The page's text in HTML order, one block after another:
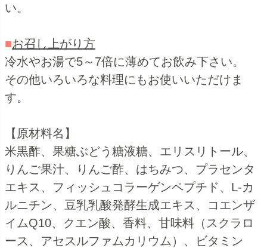
い。
■お召し上がり方
冷水やお湯で5～7倍に薄めてお飲み下さい。
その他いろいろな料理にもお使いいただけま
す。
【原材料名】
米黒酢、果糖ぶどう糖液糖、エリスリトール、
りんご果汁、りんご酢、はちみつ、プラセンタ
エキス、フィッシュコラーゲンペプチド、L-カ
ルニチン、豆乳乳酸発酵生成エキス、コエンザ
イムQ10、クエン酸、香料、甘味料（スクラロ
ース、アセスルファムカリウム）、ビタミン